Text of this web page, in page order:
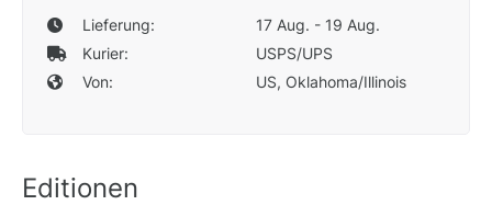
Lieferung:
17 Aug. - 19 Aug.
Kurier:
USPS/UPS
Von:
US, Oklahoma/Illinois
Editionen